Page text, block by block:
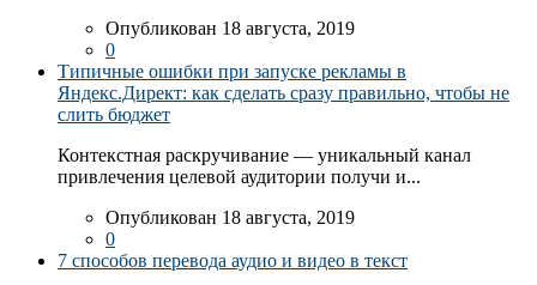
Опубликован 18 августа, 2019
0
Типичные ошибки при запуске рекламы в
Яндекс.Директ: как сделать сразу правильно, чтобы не
слить бюджет
Контекстная раскручивание — уникальный канал
привлечения целевой аудитории получи и...
Опубликован 18 августа, 2019
0
7 способов перевода аудио и видео в текст